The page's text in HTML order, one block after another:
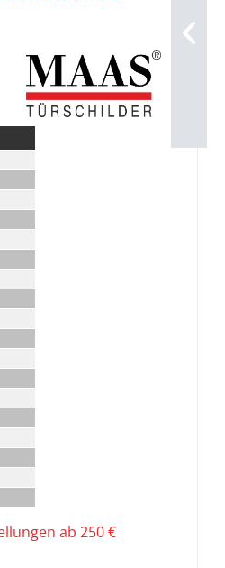
ab 250 €